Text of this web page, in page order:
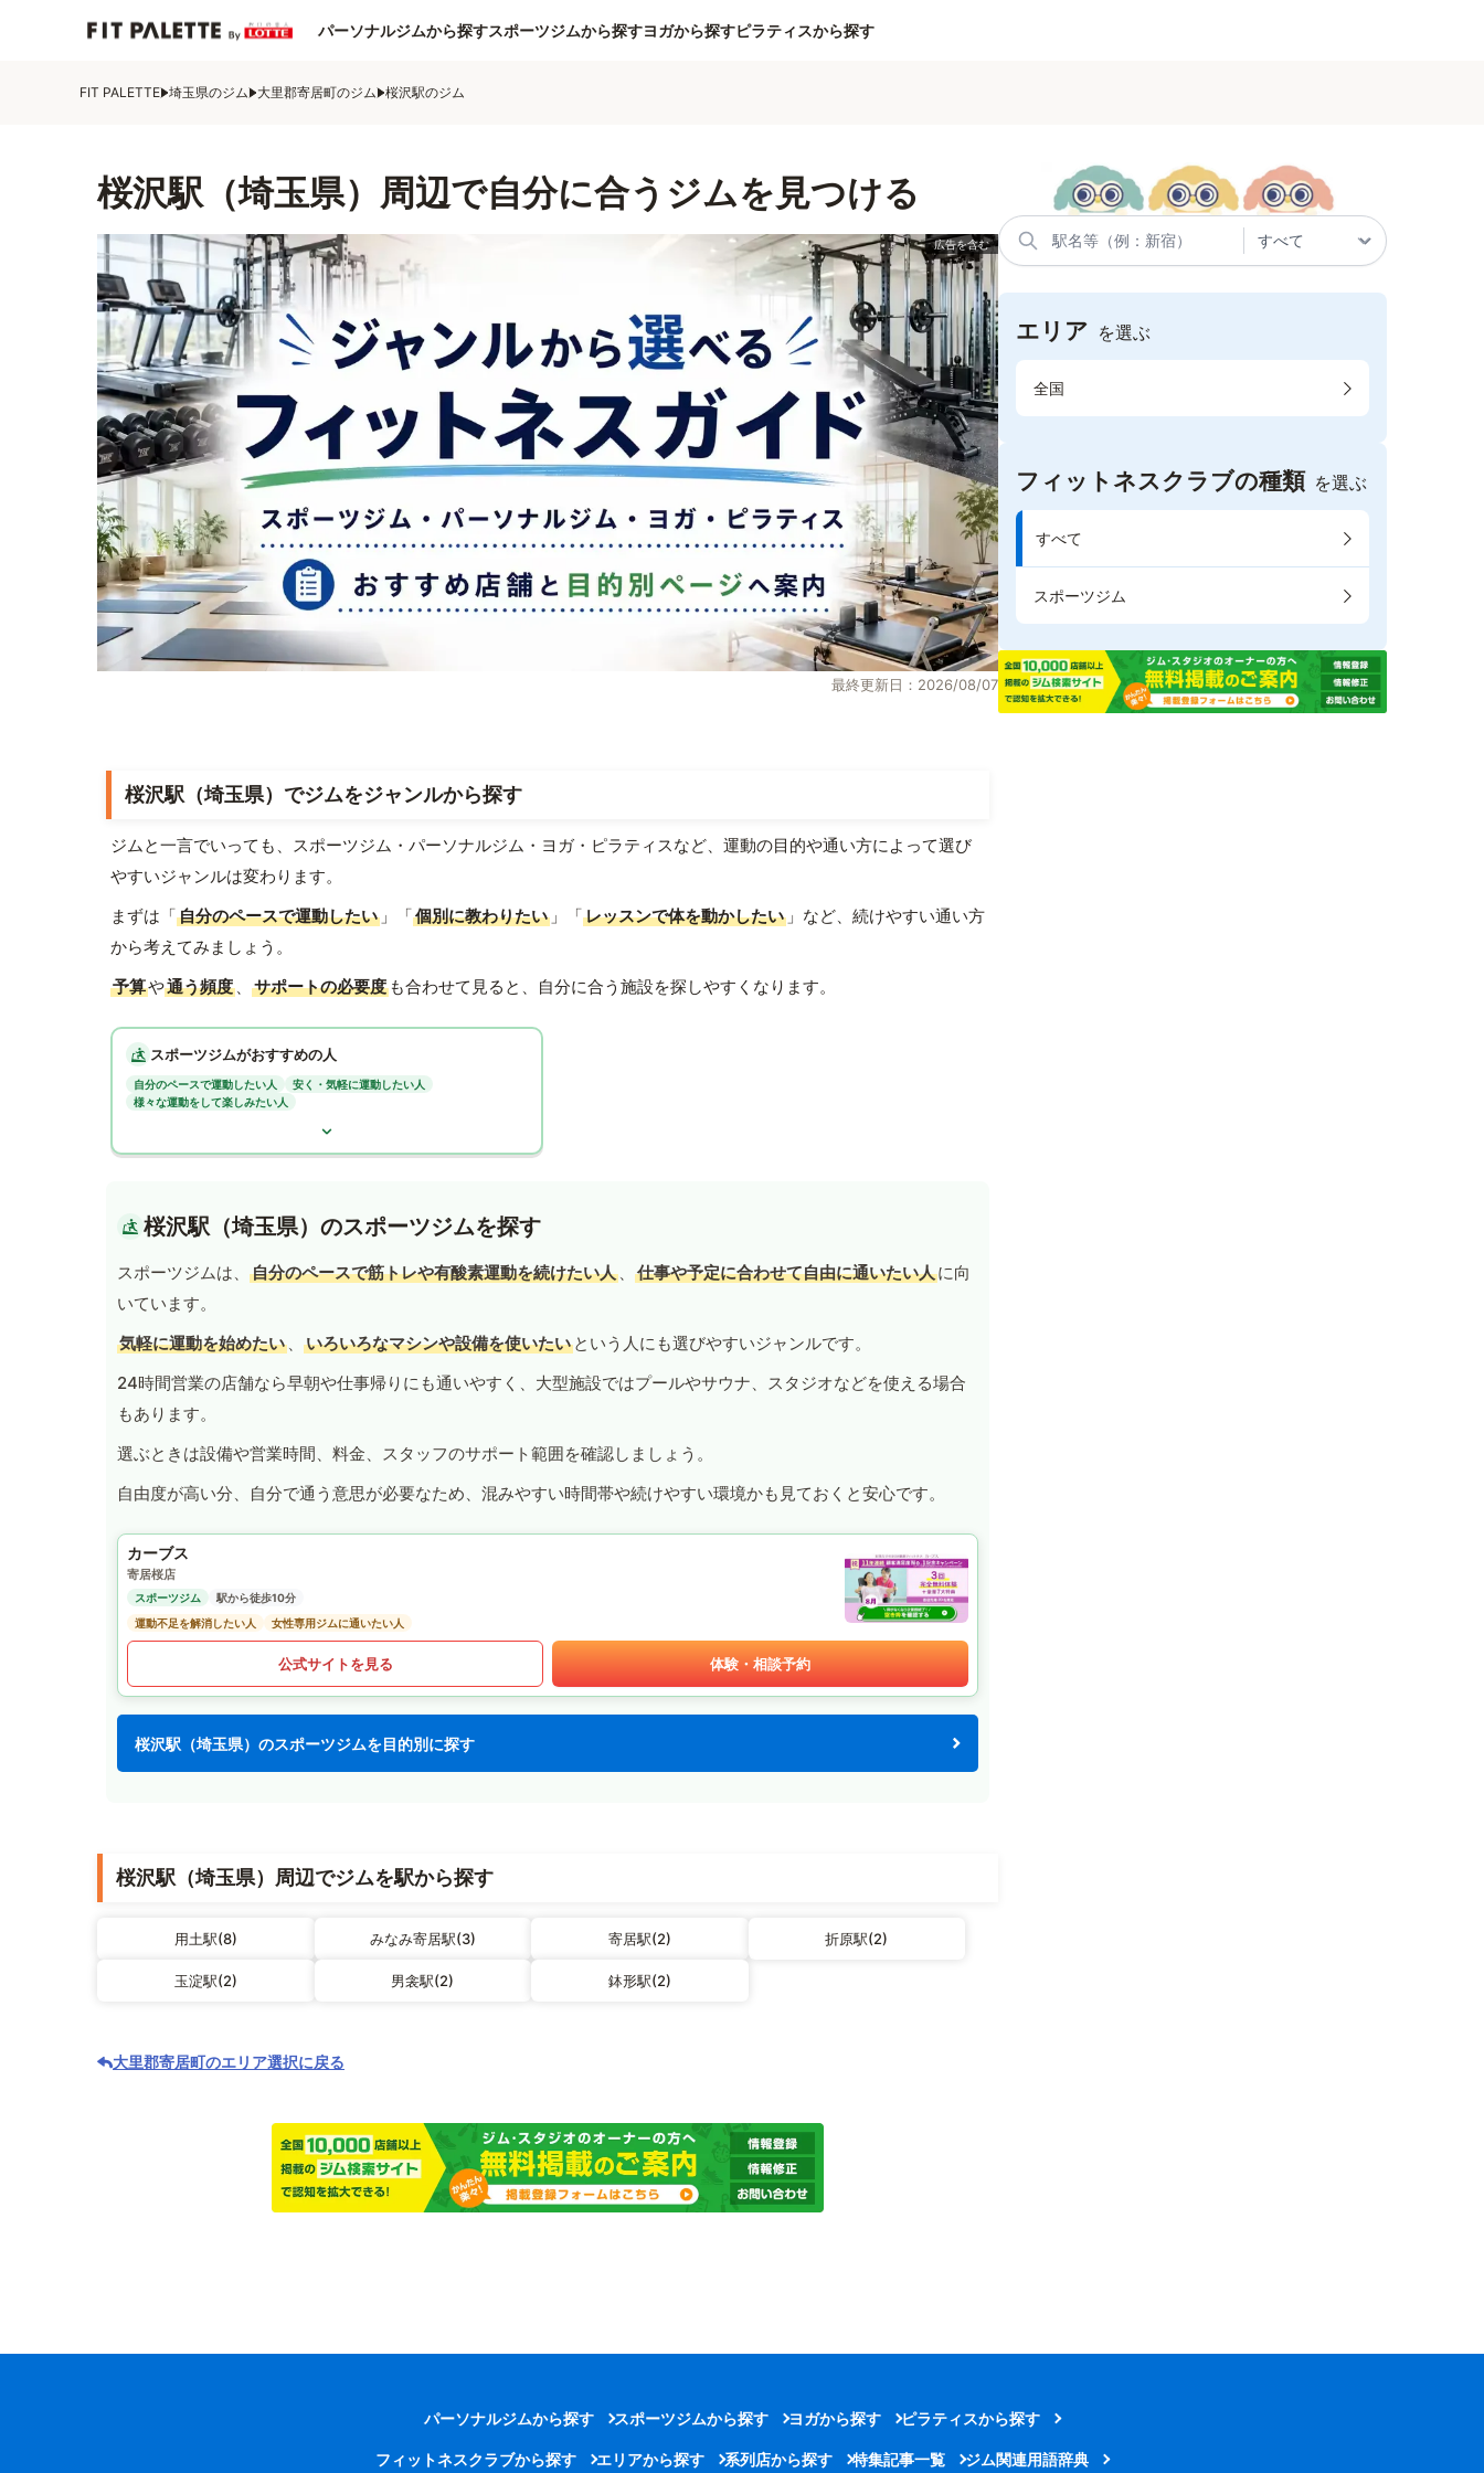
パーソナルジムから探すスポーツジムから探すヨガから探すピラティスから探す
FIT PALETTE 埼玉県のジム 大里郡寄居町のジム 桜沢駅のジム
桜沢駅（埼玉県）周辺で自分に合うジムを見つける
最終更新日：2026/08/07
桜沢駅（埼玉県）でジムをジャンルから探す
ジムと一言でいっても、スポーツジム・パーソナルジム・ヨガ・ピラティスなど、運動の目的や通い方によって選び
やすいジャンルは変わります。
まずは「自分のペースで運動したい 」「個別に教わりたい 」「レッスンで体を動かしたい 」など、続けやすい通い方
から考えてみましょう。
予算や通う頻度 、 サポートの必要度 も合わせて見ると、自分に合う施設を探しやすくなります。
スポーツジムがおすすめの人
自分のペースで運動したい人
安く・気軽に運動したい人
様々な運動をして楽しみたい人
桜沢駅（埼玉県）のスポーツジムを探す
スポーツジムは、 自分のペースで筋トレや有酸素運動を続けたい人 、 仕事や予定に合わせて自由に通いたい人に向
いています。
気軽に運動を始めたい 、 いろいろなマシンや設備を使いたい という人にも選びやすいジャンルです。
24時間営業の店舗なら早朝や仕事帰りにも通いやすく、大型施設ではプールやサウナ、スタジオなどを使える場合
もあります。
選ぶときは設備や営業時間、料金、スタッフのサポート範囲を確認しましょう。
自由度が高い分、自分で通う意思が必要なため、混みやすい時間帯や続けやすい環境かも見ておくと安心です。
カーブス
寄居桜店
スポーツジム
駅から徒歩10分
運動不足を解消したい人
女性専用ジムに通いたい人
公式サイトを見る 体験・相談予約
桜沢駅（埼玉県）のスポーツジムを目的別に探す
桜沢駅（埼玉県）周辺でジムを駅から探す
用土駅(8) みなみ寄居駅(3) 寄居駅(2) 折原駅(2)
玉淀駅(2) 男衾駅(2) 鉢形駅(2)
大里郡寄居町のエリア選択に戻る
エリア を選ぶ
全国
フィットネスクラブの種類 を選ぶ
すべて
スポーツジム
パーソナルジムから探す スポーツジムから探す ヨガから探す ピラティスから探す
フィットネスクラブから探す エリアから探す 系列店から探す 特集記事一覧 ジム関連用語辞典